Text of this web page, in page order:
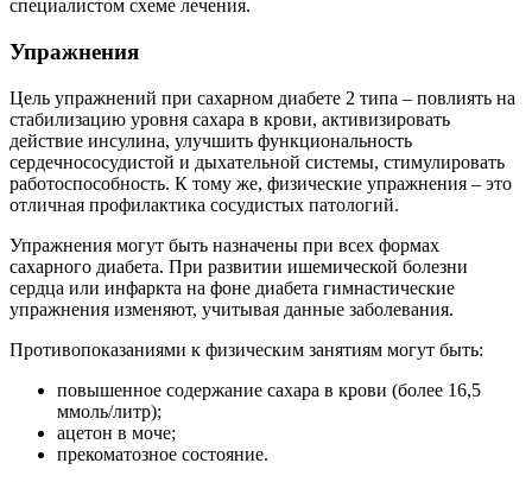
специалистом схеме лечения.
Упражнения
Цель упражнений при сахарном диабете 2 типа – повлиять на
стабилизацию уровня сахара в крови, активизировать
действие инсулина, улучшить функциональность
сердечнососудистой и дыхательной системы, стимулировать
работоспособность. К тому же, физические упражнения – это
отличная профилактика сосудистых патологий.
Упражнения могут быть назначены при всех формах
сахарного диабета. При развитии ишемической болезни
сердца или инфаркта на фоне диабета гимнастические
упражнения изменяют, учитывая данные заболевания.
Противопоказаниями к физическим занятиям могут быть:
повышенное содержание сахара в крови (более 16,5
ммоль/литр);
ацетон в моче;
прекоматозное состояние.